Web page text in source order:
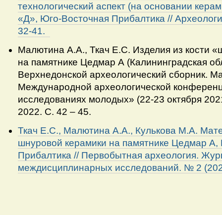
технологический аспект (на основании
«Д», Юго-Восточная Прибалтика //
32-41.
Малютина А.А., Ткач Е.С. Изделия из кости
на памятнике Цедмар А (Калининградская
Верхнедонской археологический сборник.
Международной археологической
исследованиях молодых» (22-23 октября
2022. С. 42 – 45.
Ткач Е.С., Малютина А.А., Кулькова М.А.
шнуровой керамики на памятнике Цедмар
Прибалтика // Первобытная археология.
междисциплинарных исследований. № 2